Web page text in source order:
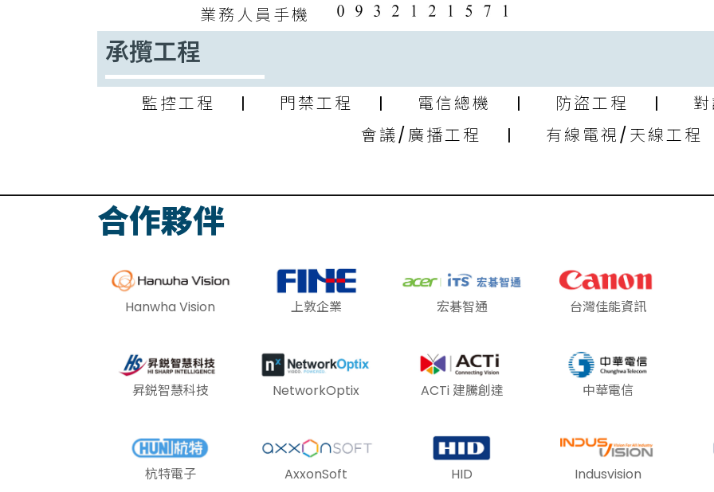
業務人員手機
承攬工程
監控工程 | 門禁工程 | 電信總機 | 防盜工程 | 對
會議/廣播工程 | 有線電視/天線工
合作夥伴
Hanwha Vision 上敦企業 宏碁智通 台灣佳能資訊
昇鋭智慧科技 NetworkOptix ACTi 建騰創達 中華電信
杭特電子 AxxonSoft HID Indusvision